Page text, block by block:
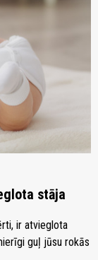
stāja
ir atvieglota
guļ jūsu rokās